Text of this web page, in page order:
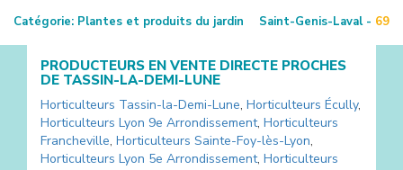
Catégorie: Plantes et produits du jardin Saint-Genis-Laval - 69
PRODUCTEURS EN VENTE DIRECTE PROCHES
DE TASSIN-LA-DEMI-LUNE
Horticulteurs Tassin-la-Demi-Lune, Horticulteurs Écully,
Horticulteurs Lyon 9e Arrondissement, Horticulteurs
Francheville, Horticulteurs Sainte-Foy-lès-Lyon,
Horticulteurs Lyon 5e Arrondissement, Horticulteurs